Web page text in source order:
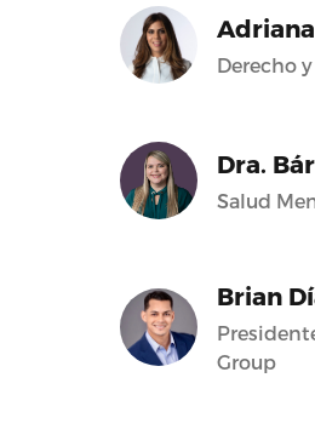
Derecho
Dra.
Salud
Brian
Group